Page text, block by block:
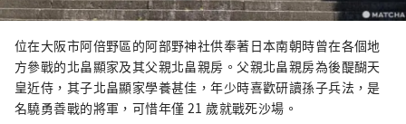
位在大阪市阿倍野區的阿部野神社供奉著日本南朝時曾在各個地
方參戰的北畠顯家及其父親北畠親房。父親北畠親房為後醍醐天
皇近侍，其子北畠顯家學養甚佳，年少時喜歡研讀孫子兵法，是
名驍勇善戰的將軍，可惜年僅 21 歲就戰死沙場。